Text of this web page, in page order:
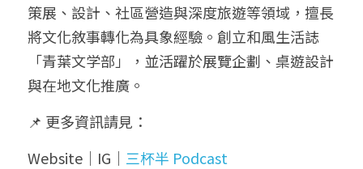
策展、設計、社區營造與深度旅遊等領域，擅長
將文化敘事轉化為具象經驗。創立和風生活誌
「青葉文学部」，並活躍於展覽企劃、桌遊設計
與在地文化推廣。
📌 更多資訊請見：
Website｜IG｜ 三杯半 Podcast